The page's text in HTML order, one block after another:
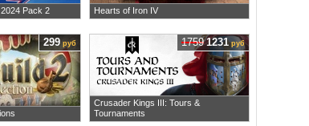
Pack 2 Hearts of Iron IV
299 руб
Crusader Kings III: Tours &
Tournaments
1759 1231руб